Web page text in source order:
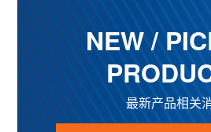
NEW /
最新产品相关